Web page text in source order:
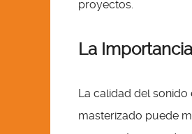
proyectos.
La
La calidad del
masterizado puede